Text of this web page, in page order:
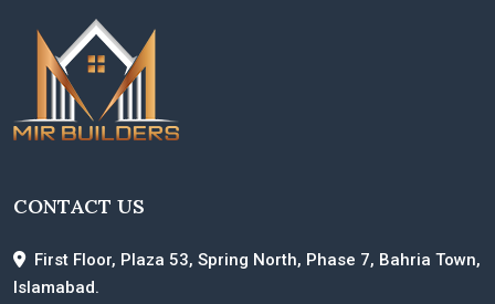
CONTACT US
First Floor, Plaza 53, Spring North, Phase 7, Bahria Town,
Islamabad.